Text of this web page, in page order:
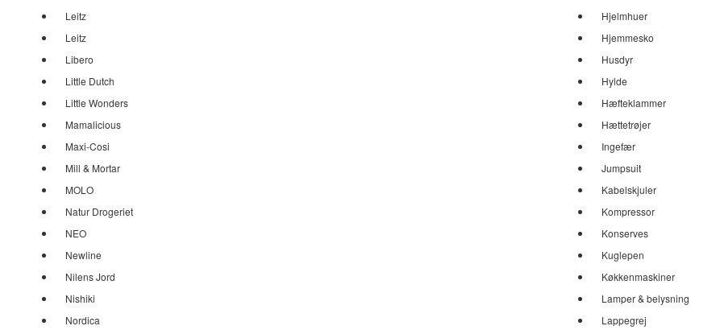
Leitz
Leitz
Libero
Little Dutch
Little Wonders
Mamalicious
Maxi-Cosi
Mill & Mortar
MOLO
Natur Drogeriet
NEO
Newline
Nilens Jord
Nishiki
Nordica
Hjelmhuer
Hjemmesko
Husdyr
Hylde
Hæfteklammer
Hættetrøjer
Ingefær
Jumpsuit
Kabelskjuler
Kompressor
Konserves
Kuglepen
Køkkenmaskiner
Lamper & belysning
Lappegrej